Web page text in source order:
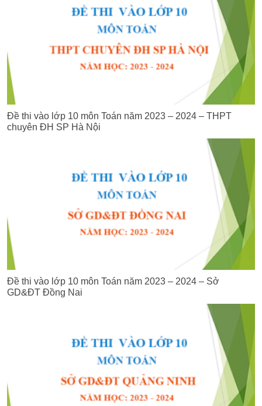
Đề thi vào lớp 10 môn Toán năm 2023 – 2024 – THPT
chuyên ĐH SP Hà Nội
Đề thi vào lớp 10 môn Toán năm 2023 – 2024 – Sở
GD&ĐT Đồng Nai